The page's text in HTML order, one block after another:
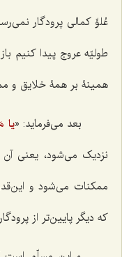
عُلوِّ کمالی پرودگار
طولیّه عروج پیدا کنیم
همینۀ بر همۀ خلایق و
بعد می‌فرماید: «یا
نزدیک می‌شود، یعنی
ممکنات می‌شود و
که دیگر پایین‌تر از